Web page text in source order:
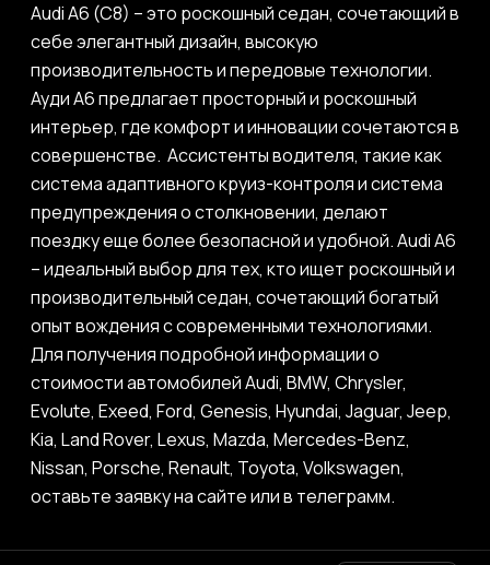
Audi A6 (C8) – это роскошный седан, сочетающий в
себе элегантный дизайн, высокую
производительность и передовые технологии.
Ауди A6 предлагает просторный и роскошный
интерьер, где комфорт и инновации сочетаются в
совершенстве. Ассистенты водителя, такие как
система адаптивного круиз-контроля и система
предупреждения о столкновении, делают
поездку еще более безопасной и удобной. Audi A6
– идеальный выбор для тех, кто ищет роскошный и
производительный седан, сочетающий богатый
опыт вождения с современными технологиями.
Для получения подробной информации о
стоимости автомобилей Audi, BMW, Chrysler,
Evolute, Exeed, Ford, Genesis, Hyundai, Jaguar, Jeep,
Kia, Land Rover, Lexus, Mazda, Mercedes-Benz,
Nissan, Porsche, Renault, Toyota, Volkswagen,
оставьте заявку на сайте или в телеграмм.